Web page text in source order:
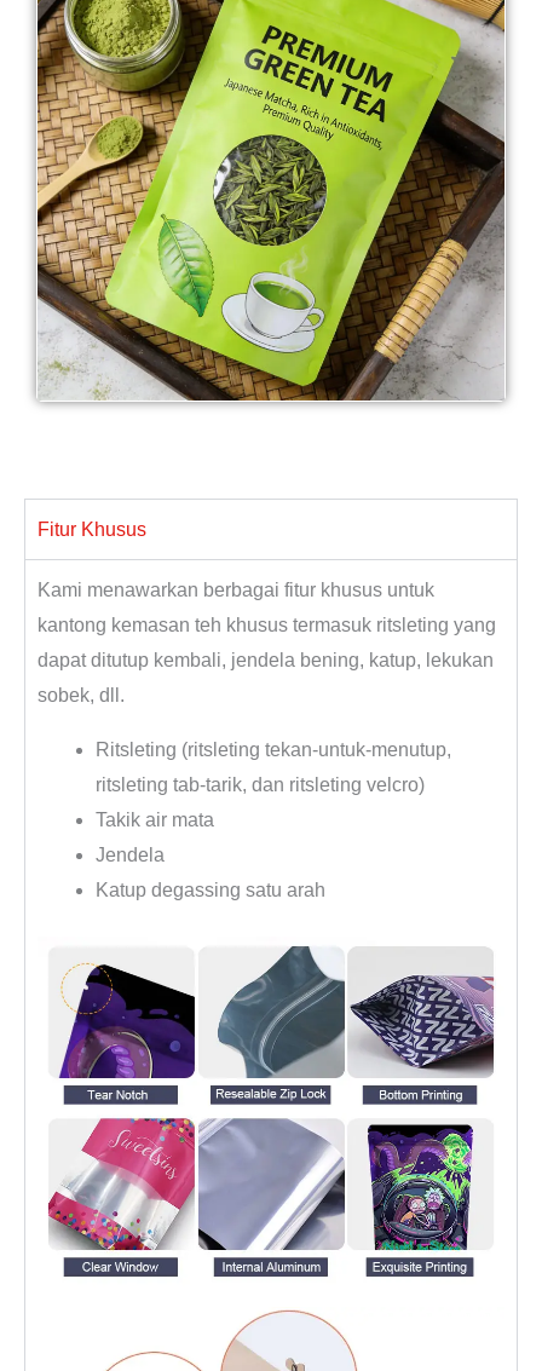
Fitur Khusus
Kami menawarkan berbagai fitur khusus untuk
kantong kemasan teh khusus termasuk ritsleting yang
dapat ditutup kembali, jendela bening, katup, lekukan
sobek, dll.
Ritsleting (ritsleting tekan-untuk-menutup,
ritsleting tab-tarik, dan ritsleting velcro)
Takik air mata
Jendela
Katup degassing satu arah